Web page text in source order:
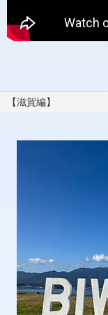
【滋賀編】